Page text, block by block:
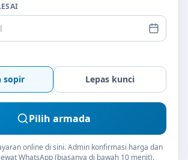
sopir Lepas kunci
Pilih armada
online di sini. Admin konfirmasi harga dan
WhatsApp (biasanya di bawah 10 menit).